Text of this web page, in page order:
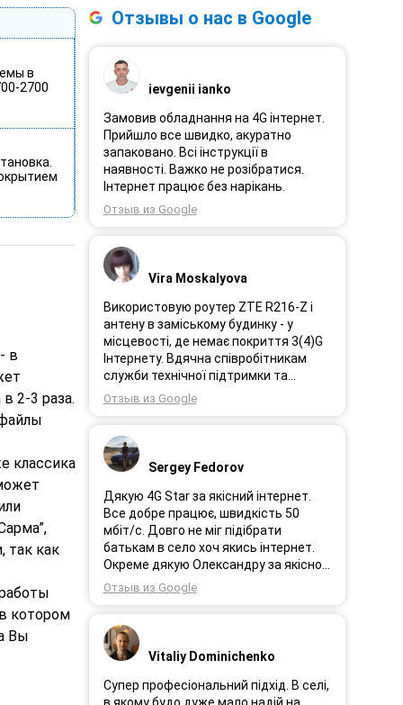
в
2700
в
2-3 раза.
классика
так как
котором
Вы
Отзывы о нас в Google
ievgenii ianko
Замовив обладнання на 4G інтернет.
Прийшло все швидко, акуратно
запаковано. Всі інструкції в
наявності. Важко не розібратися.
Інтернет працює без нарікань.
Отзыв из Google
Vira Moskalyova
Використовую роутер ZTE R216-Z і
антену в заміському будинку - у
місцевості, де немає покриття 3(4)G
Інтернету. Вдячна співробітникам
служби технічної підтримки та
інженерам за професійне і швидке
сервісне обслуговування, ремонт і
роки після покупки я не шкодую про
прийняте тоді рішення придбати
обладнання в компанії 3G star (зараз
4G star).
Отзыв из Google
Sergey Fedorov
Дякую 4G Star за якісний інтернет.
Все добре працює, швидкість 50
мбіт/с. Довго не міг підібрати
батькам в село хоч якись інтернет.
Окреме дякую Олександру за якісно
підібране обладнання!
Отзыв из Google
Vitaliy Dominichenko
Супер професіональний підхід. В селі,
в якому будо дуже мало надій на